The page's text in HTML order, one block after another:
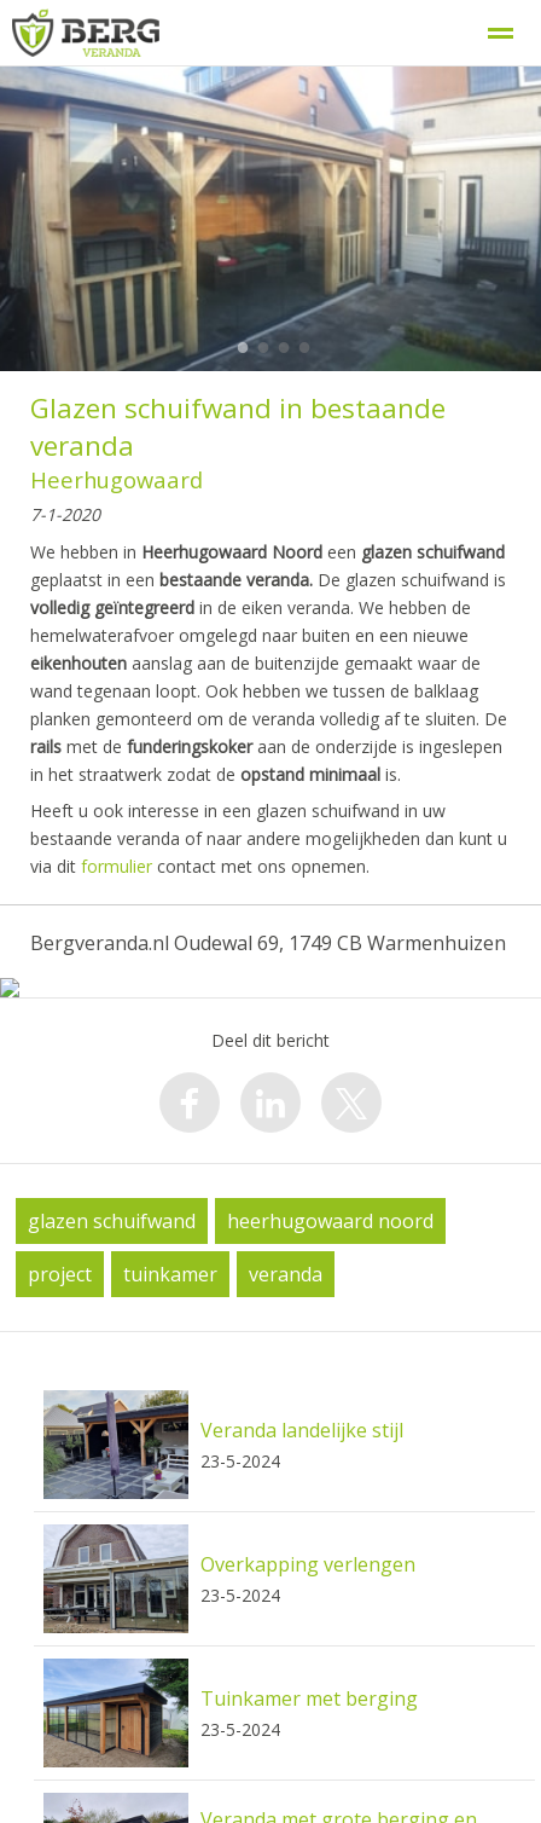
Berg Veranda, uw veranda specialist Procedure
Home Zoeken Nieuws
●● ● ●
Glazen schuifwand in bestaande
veranda
Heerhugowaard
7-1-2020
We hebben in Heerhugowaard Noord een glazen schuifwand
geplaatst in een bestaande veranda. De glazen schuifwand is
volledig geïntegreerd in de eiken veranda. We hebben de
hemelwaterafvoer omgelegd naar buiten en een nieuwe
eikenhouten aanslag aan de buitenzijde gemaakt waar de
wand tegenaan loopt. Ook hebben we tussen de balklaag
planken gemonteerd om de veranda volledig af te sluiten. De
rails met de funderingskokeraan de onderzijde is ingeslepen
in het straatwerk zodat de opstand minimaal is.
Heeft u ook interesse in een glazen schuifwand in uw
bestaande veranda of naar andere mogelijkheden dan kunt u
via dit formulier contact met ons opnemen.
Bergveranda.nl Oudewal 69, 1749 CB Warmenhuizen
Deel dit bericht
glazen schuifwand
heerhugowaard noord
project
tuinkamer veranda
Veranda landelijke stijl
23-5-2024
Overkapping verlengen
23-5-2024
Tuinkamer met berging
23-5-2024